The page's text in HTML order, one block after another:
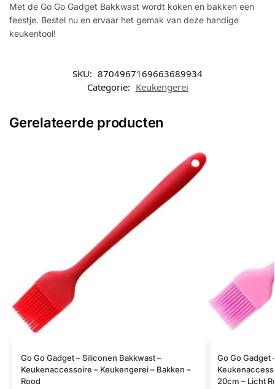
Met de Go Go Gadget Bakkwast wordt koken en bakken een
feestje. Bestel nu en ervaar het gemak van deze handige
keukentool!
SKU: 8704967169663689934
Categorie: Keukengerei
Gerelateerde producten
Go Go Gadget – Siliconen Bakkwast –
Keukenaccessoire – Keukengerei – Bakken –
Rood
Go Go Gadget
20cm – Licht